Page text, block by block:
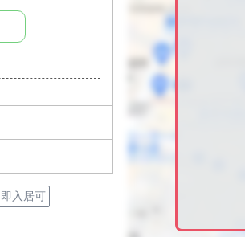
即入居可